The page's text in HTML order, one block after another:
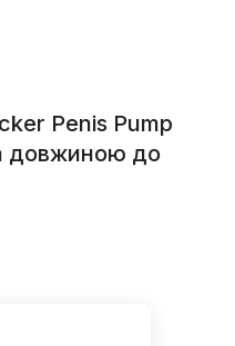
Penis Pump
довжиною до